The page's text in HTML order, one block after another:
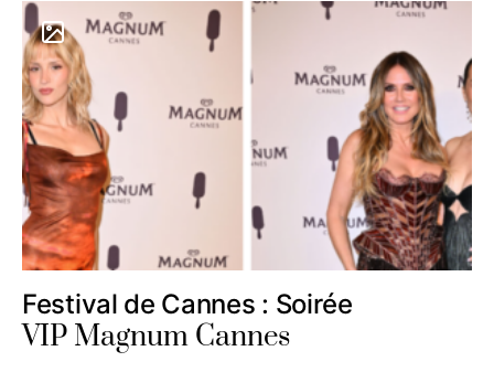
Festival de Cannes : Soirée
VIP Magnum Cannes